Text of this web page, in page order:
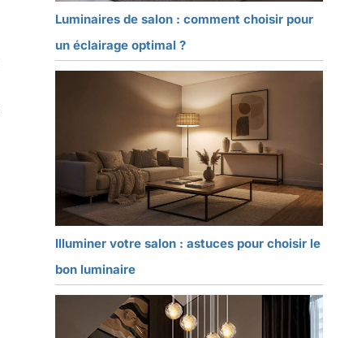
Luminaires de salon : comment choisir pour
un éclairage optimal ?
Illuminer votre salon : astuces pour choisir le
bon luminaire